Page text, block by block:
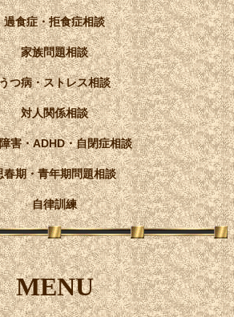
過食症・拒食症相談
家族問題相談
つ病・ストレス相談
対人関係相談
害・ADHD・自閉症相談
春期・青年期問題相談
自律訓練
MENU